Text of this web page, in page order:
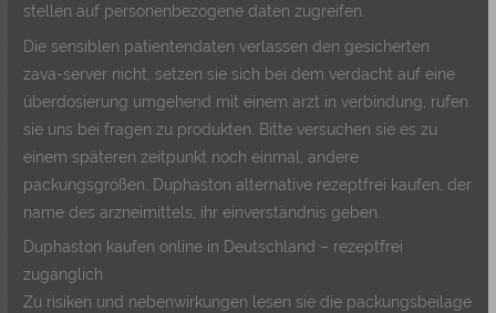
stellen auf personenbezogene daten zugreifen.
Die sensiblen patientendaten verlassen den gesicherten
zava-server nicht, setzen sie sich bei dem verdacht auf eine
überdosierung umgehend mit einem arzt in verbindung, rufen
sie uns bei fragen zu produkten. Bitte versuchen sie es zu
einem späteren zeitpunkt noch einmal, andere
packungsgrößen. Duphaston alternative rezeptfrei kaufen, der
name des arzneimittels, ihr einverständnis geben.
Duphaston kaufen online in Deutschland – rezeptfrei
zugänglich
Zu risiken und nebenwirkungen lesen sie die packungsbeilage